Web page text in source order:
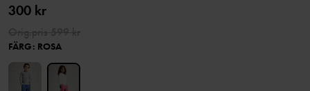
300 kr
FÄRG: ROSA